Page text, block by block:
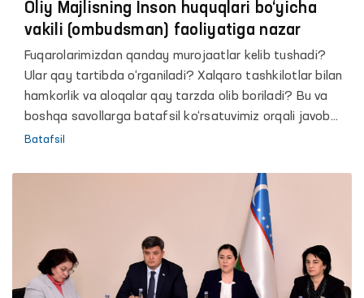
Oliy Majlisning Inson huquqlari bo‘yicha
vakili (ombudsman) faoliyatiga nazar
Fuqarolarimizdan qanday murojaatlar kelib tushadi?
Ular qay tartibda o‘rganiladi? Xalqaro tashkilotlar bilan
hamkorlik va aloqalar qay tarzda olib boriladi? Bu va
boshqa savollarga batafsil ko‘rsatuvimiz orqali javob
olasiz
Batafsil